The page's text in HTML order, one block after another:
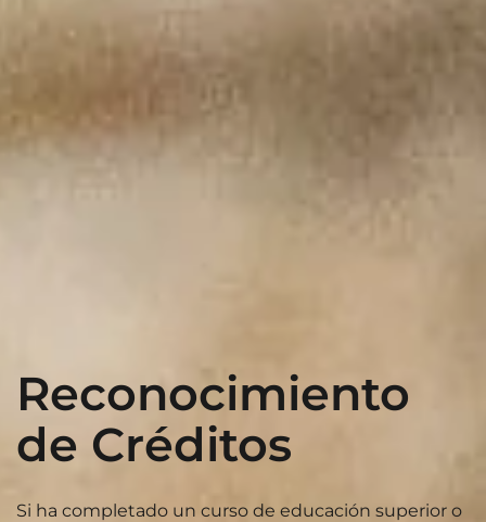
Reconocimiento
de Créditos
Si ha completado un curso de educación superior o